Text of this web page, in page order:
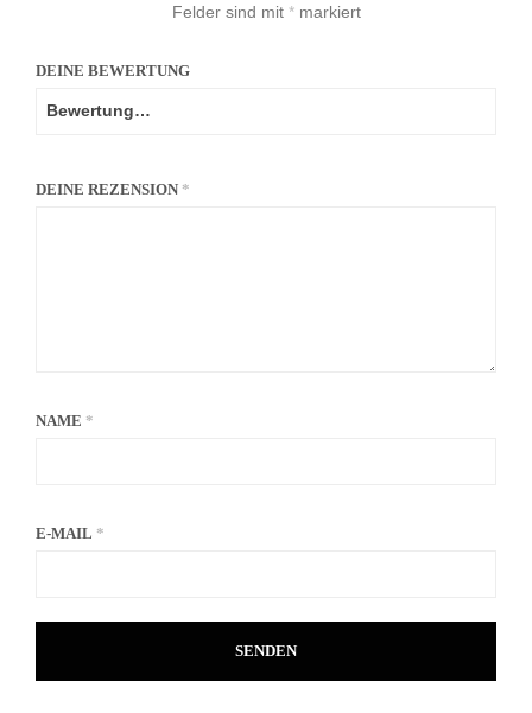
Felder sind mit *markiert
DEINE BEWERTUNG
DEINE REZENSION *
NAME *
E-MAIL *